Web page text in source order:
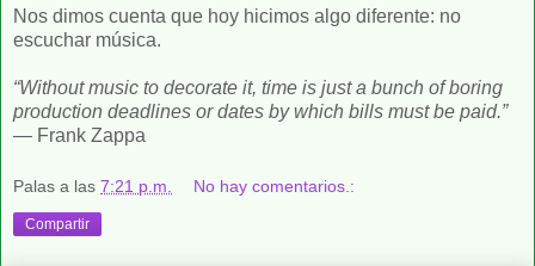
Nos dimos cuenta que hoy hicimos algo diferente: no
escuchar música.
“Without music to decorate it, time is just a bunch of boring
production deadlines or dates by which bills must be paid.”
― Frank Zappa
Palas a las 7:21 p.m. No hay comentarios.:
Compartir